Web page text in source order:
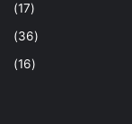
(17)
(36)
(16)